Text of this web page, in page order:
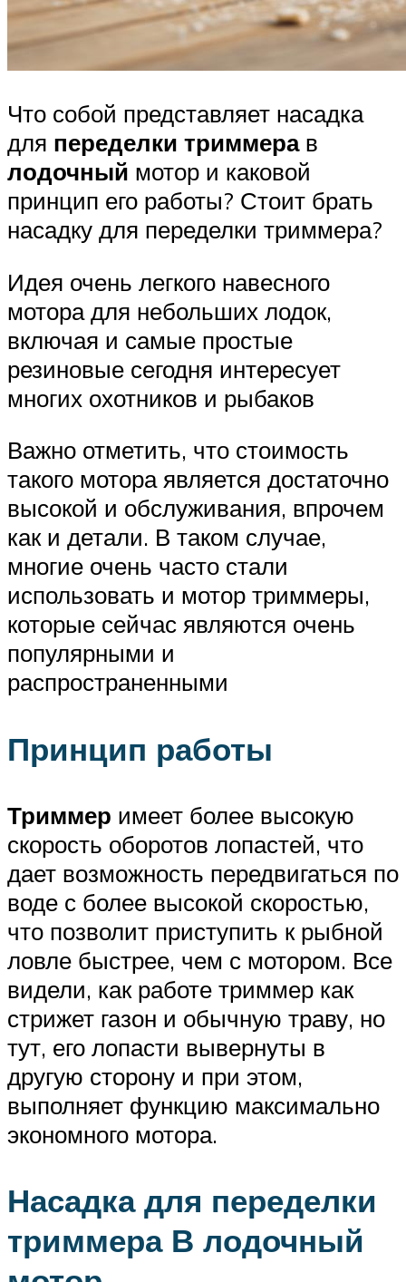
Что собой представляет насадка
для переделки триммерав
лодочный мотор и каковой
принцип его работы? Стоит брать
насадку для переделки триммера?
Идея очень легкого навесного
мотора для небольших лодок,
включая и самые простые
резиновые сегодня интересует
многих охотников и рыбаков
Важно отметить, что стоимость
такого мотора является достаточно
высокой и обслуживания, впрочем
как и детали. В таком случае,
многие очень часто стали
использовать и мотор триммеры,
которые сейчас являются очень
популярными и
распространенными
Принцип работы
Триммер имеет более высокую
скорость оборотов лопастей, что
дает возможность передвигаться по
воде с более высокой скоростью,
что позволит приступить к рыбной
ловле быстрее, чем с мотором. Все
видели, как работе триммер как
стрижет газон и обычную траву, но
тут, его лопасти вывернуты в
другую сторону и при этом,
выполняет функцию максимально
экономного мотора.
Насадка для переделки
триммера В лодочный